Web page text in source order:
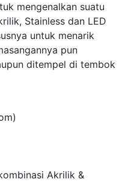
mengenalkan suatu
Stainless dan LED
untuk menarik
pun
ditempel di tembok
Akrilik &